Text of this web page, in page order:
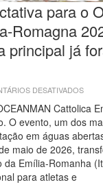
para o
Romagna
principal já
DESATIVADOS
A
PARA
2026:
Cattolica
O evento, um dos
em águas
maio de 2026,
da Emília-Romanha
para atletas e